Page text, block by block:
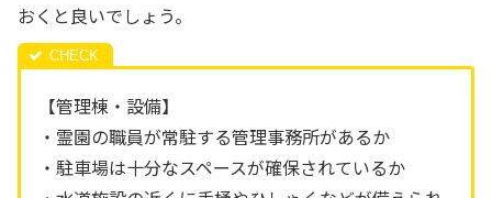
おくと良いでしょう。
【管理棟・設備】
・霊園の職員が常駐する管理事務所があるか
・駐車場は十分なスペースが確保されているか